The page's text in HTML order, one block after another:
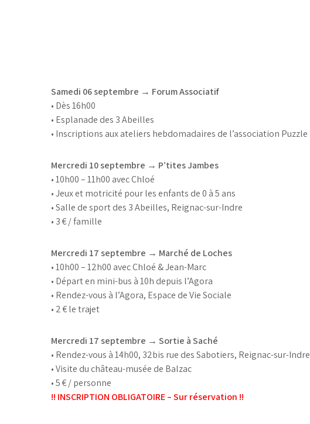
Samedi 06 septembre → Forum Associatif
• Dès 16h00
• Esplanade des 3 Abeilles
• Inscriptions aux ateliers hebdomadaires de l’association Puzzle
Mercredi 10 septembre → P’tites Jambes
• 10h00 – 11h00 avec Chloé
• Jeux et motricité pour les enfants de 0 à 5 ans
• Salle de sport des 3 Abeilles, Reignac-sur-Indre
• 3 € / famille
Mercredi 17 septembre → Marché de Loches
• 10h00 – 12h00 avec Chloé & Jean-Marc
• Départ en mini-bus à 10h depuis l’Agora
• Rendez-vous à l’Agora, Espace de Vie Sociale
• 2 € le trajet
Mercredi 17 septembre → Sortie à Saché
• Rendez-vous à 14h00, 32bis rue des Sabotiers, Reignac-sur-Indre
• Visite du château-musée de Balzac
• 5 € / personne
!! INSCRIPTION OBLIGATOIRE – Sur réservation !!